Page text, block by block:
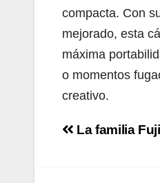
compacta. Con
mejorado, esta
máxima
o momentos
creativo.
La familia